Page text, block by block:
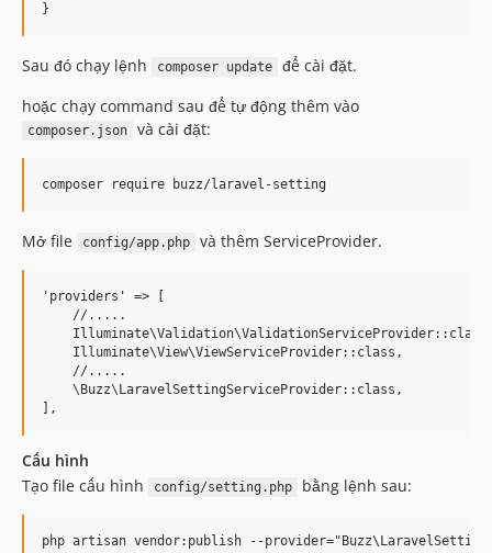
}
Sau đó chạy lệnh composer update
để cài đặt.
hoặc chạy command sau để tự động thêm vào
composer.json và cài đặt:
Mở file config/app.php và thêm ServiceProvider.
'providers' => [
    //.....
    Illuminate\View\ViewServiceProvider::class,
    //.....
    \Buzz\LaravelSettingServiceProvider::class,
Cấu hình
Tạo file cấu hình
config/setting.php bằng lệnh sau: